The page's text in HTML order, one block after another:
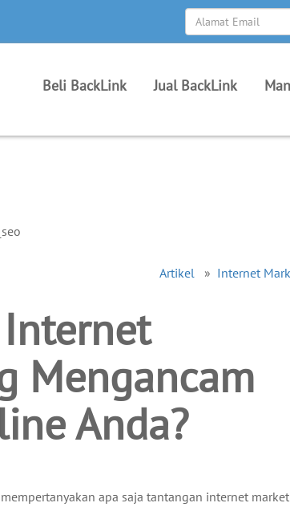
Beli BackLink Jual BackLink
Artikel » Internet
Mengancam
Anda?
apa saja tantangan internet